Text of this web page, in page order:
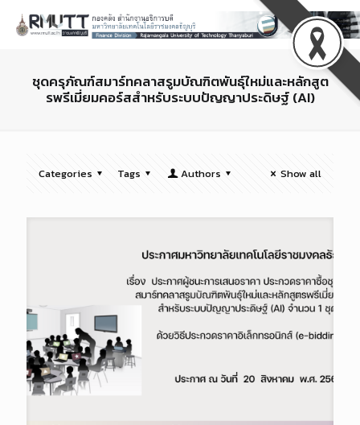
ชุดครุภัณฑ์สมาร์ทคลาสรูมบัณฑิตพันธุ์ใหม่และหลักสูต
รพรีเมี่ยมคอร์สสำหรับระบบปัญญาประดิษฐ์ (AI)
Categories Tags Authors Show all